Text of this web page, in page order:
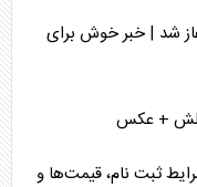
مابه‌التفاوت حقوق فروردین ۱۴۰۵ آغاز شد | خبر خوش برای
+ عکس
العاده سایپا در مرداد ۱۴۰۵؛ شرایط ثبت نام، قیمت‌ها و